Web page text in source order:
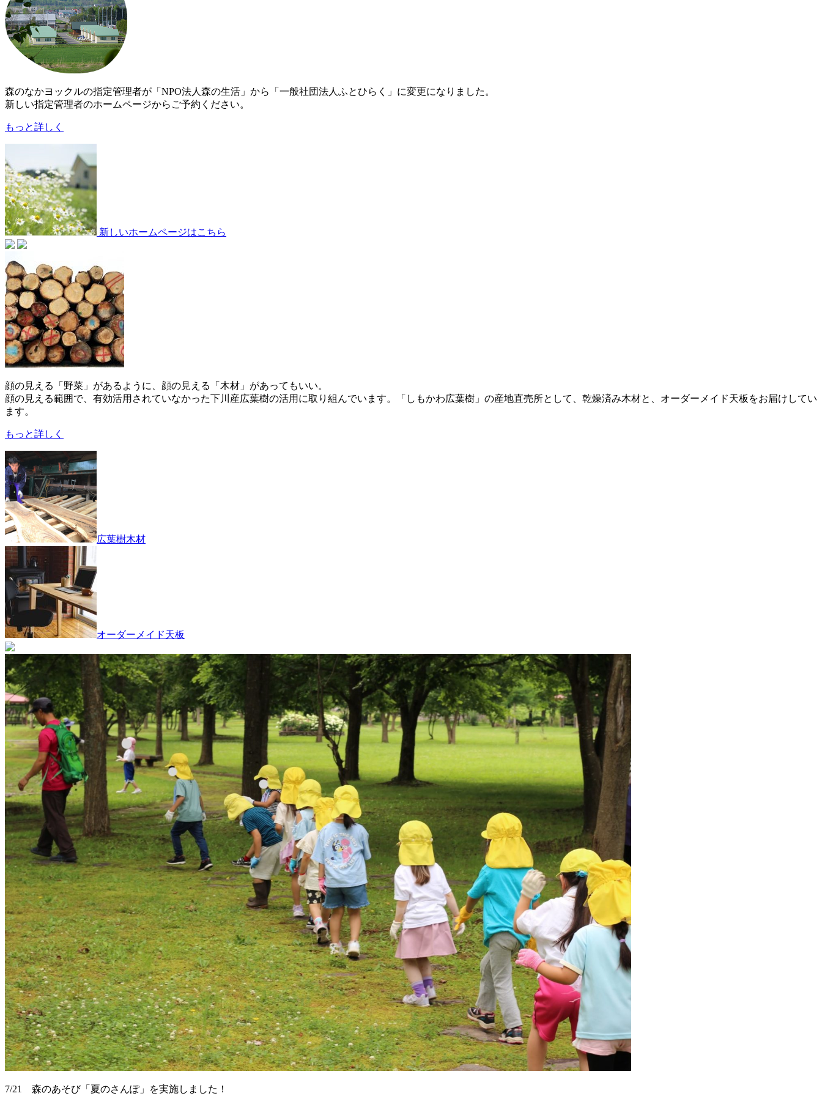
森のなかヨックルの指定管理者が「NPO法人森の生活」から「一般社団法人ふとひらく」に変更になりました。
新しい指定管理者のホームページからご予約ください。
もっと詳しく
新しいホームページはこちら
顔の見える「野菜」があるように、顔の見える「木材」があってもいい。
顔の見える範囲で、有効活用されていなかった下川産広葉樹の活用に取り組んでいます。「しもかわ広葉樹」の産地直売所として、乾燥済み木材と、オーダーメイド天板をお届けしてい
ます。
もっと詳しく
広葉樹木材
オーダーメイド天板
7/21 森のあそび「夏のさんぽ」を実施しました！